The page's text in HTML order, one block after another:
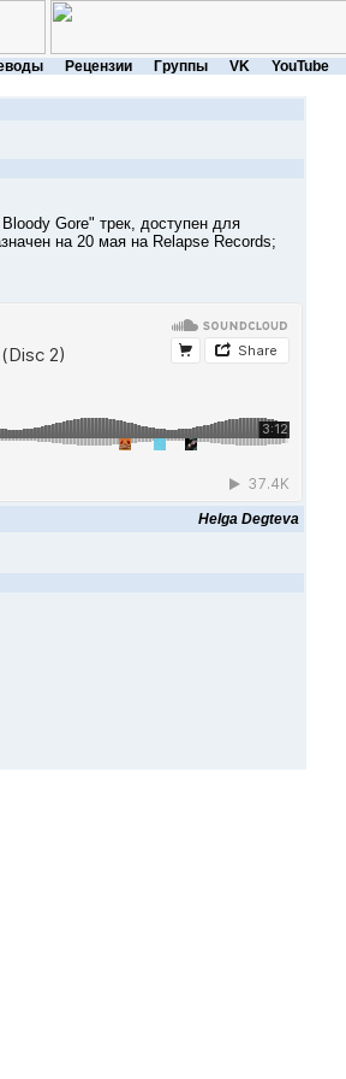
Рецензии Группы VK YouTube
Gore" трек, доступен для
на 20 мая на Relapse Records;
Helga Degteva